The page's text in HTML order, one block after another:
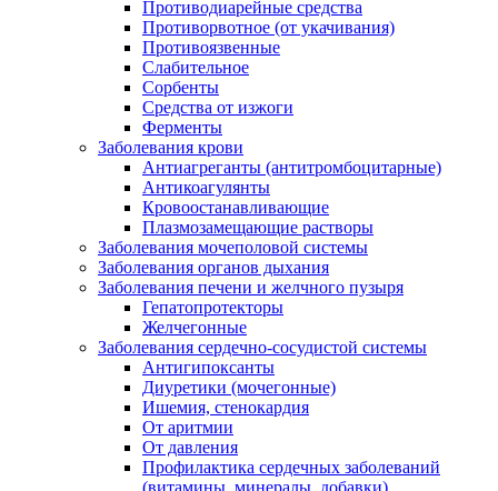
Противодиарейные средства
Противорвотное (от укачивания)
Противоязвенные
Слабительное
Сорбенты
Средства от изжоги
Ферменты
Заболевания крови
Антиагреганты (антитромбоцитарные)
Антикоагулянты
Кровоостанавливающие
Плазмозамещающие растворы
Заболевания мочеполовой системы
Заболевания органов дыхания
Заболевания печени и желчного пузыря
Гепатопротекторы
Желчегонные
Заболевания сердечно-сосудистой системы
Антигипоксанты
Диуретики (мочегонные)
Ишемия, стенокардия
От аритмии
От давления
Профилактика сердечных заболеваний
(витамины, минералы, добавки)